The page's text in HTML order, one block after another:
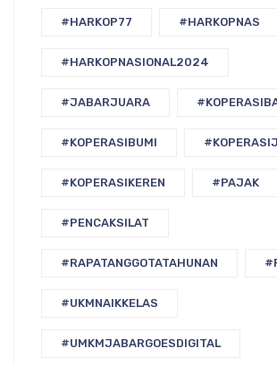
#HARKOP77 #HARKOPNAS
#HARKOPNASIONAL2024
#JABARJUARA
#KOPERASIBUMI
#KOPERASIKEREN #PAJAK
#PENCAKSILAT
#RAPATANGGOTATAHUNAN
#UKMNAIKKELAS
#UMKMJABARGOESDIGITAL